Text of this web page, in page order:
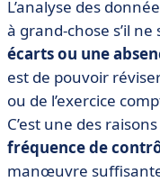
L’analyse des
à grand-chose s’il ne
écarts ou une
est de pouvoir
ou de l’exercice
C’est une des
fréquence de
manœuvre